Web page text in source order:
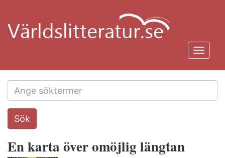
huvudinnehåll
Search
this
Sök
En karta över omöjlig längtan